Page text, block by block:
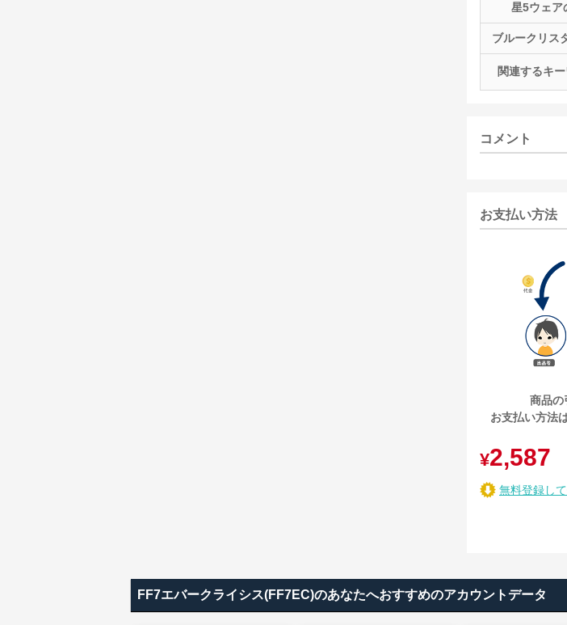
星5ウェア
ブルークリス
関連するキ
コメント
お支払い方法
商品の
お支払い方法
¥2,587
無料登録し
FF7エバークライシス(FF7EC)のあなたへおすすめのアカウントデータ